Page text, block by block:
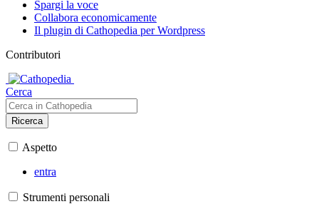
Spargi la voce
Collabora economicamente
Il plugin di Cathopedia per Wordpress
Contributori
Cerca
Ricerca
Aspetto
entra
Strumenti personali